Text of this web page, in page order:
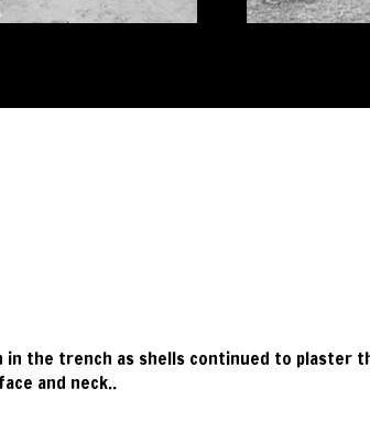
the trench as shells continued to plaster
and neck..